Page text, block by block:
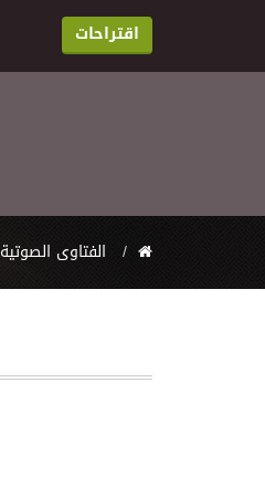
اقتراحات
الفتاوى الصوتية